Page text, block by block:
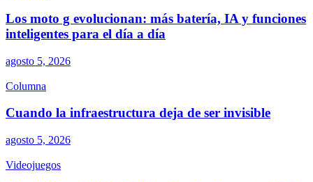
Los moto g evolucionan: más batería, IA y funciones
inteligentes para el día a día
agosto 5, 2026
Columna
Cuando la infraestructura deja de ser invisible
agosto 5, 2026
Videojuegos